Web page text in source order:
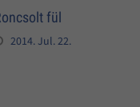
fül
2014. Jul. 22.